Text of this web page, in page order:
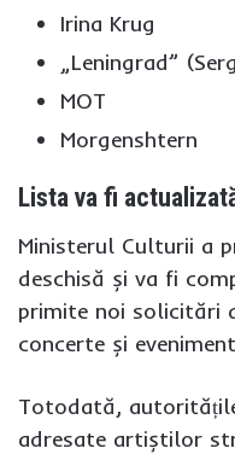
Irina Krug
„Leningrad”
MOT
Morgenshtern
Lista va fi
Ministerul Culturii a
deschisă și va fi
primite noi solicitări
concerte și
Totodată,
adresate artiștilor